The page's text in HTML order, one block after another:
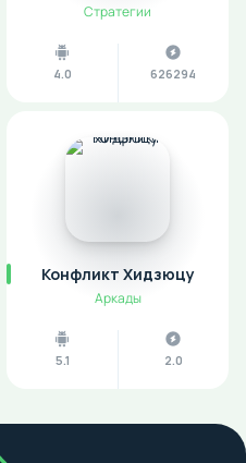
Стратегии
4.0 626294
Конфликт Хидзюцу
Аркады
5.1 2.0